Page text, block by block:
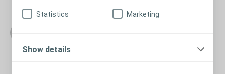
Statistics Marketing
Show details